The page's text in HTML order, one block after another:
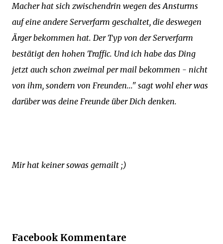
Macher hat sich zwischendrin wegen des Ansturms
auf eine andere Serverfarm geschaltet, die deswegen
Ärger bekommen hat. Der Typ von der Serverfarm
bestätigt den hohen Traffic. Und ich habe das Ding
jetzt auch schon zweimal per mail bekommen - nicht
von ihm, sondern von Freunden..." sagt wohl eher was
darüber was deine Freunde über Dich denken.
Mir hat keiner sowas gemailt ;)
Facebook Kommentare